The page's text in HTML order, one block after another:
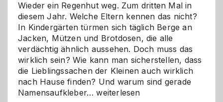
Wieder ein Regenhut weg. Zum dritten Mal in
diesem Jahr. Welche Eltern kennen das nicht?
In Kindergärten türmen sich täglich Berge an
Jacken, Mützen und Brotdosen, die alle
verdächtig ähnlich aussehen. Doch muss das
wirklich sein? Wie kann man sicherstellen, dass
die Lieblingssachen der Kleinen auch wirklich
nach Hause finden? Und warum sind gerade
Namensaufkleber…Namensaufkleber
weiterlesen